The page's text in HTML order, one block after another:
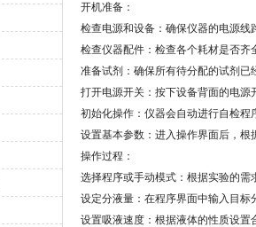
开机准备：
检查电源和设备：确保仪器的电源
检查仪器配件：检查各个耗材是否
准备试剂：确保所有待分配的试剂
打开电源开关：按下设备背面的电
初始化操作：仪器会自动进行自检
设置基本参数：进入操作界面后，
操作过程：
选择程序或手动模式：根据实验的
设定分液量：在程序界面中输入目
设置吸液速度：根据液体的性质设